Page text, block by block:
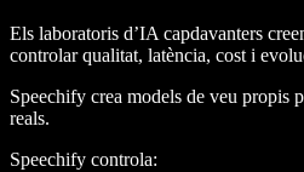
Els laboratoris d’IA capdavanters
controlar qualitat, latència, cost i
Speechify crea models de veu propis
reals.
Speechify controla: